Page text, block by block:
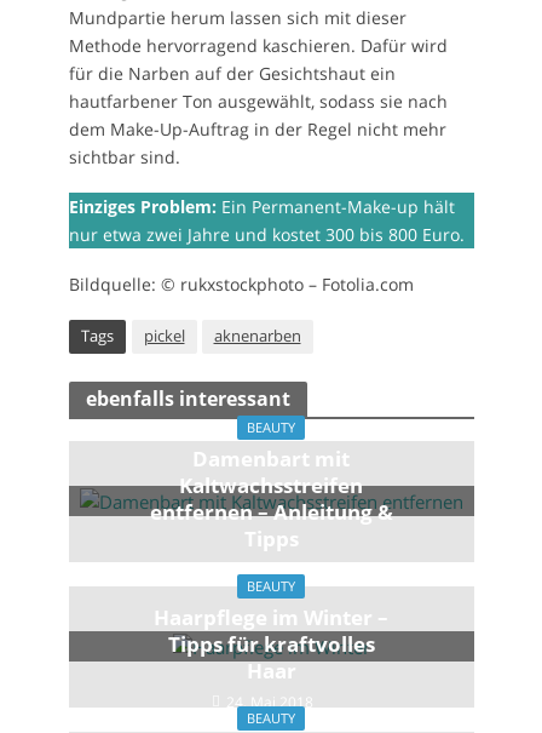
Mundpartie herum lassen sich mit dieser
Methode hervorragend kaschieren. Dafür wird
für die Narben auf der Gesichtshaut ein
hautfarbener Ton ausgewählt, sodass sie nach
dem Make-Up-Auftrag in der Regel nicht mehr
sichtbar sind.
Einziges Problem: Ein Permanent-Make-up hält
nur etwa zwei Jahre und kostet 300 bis 800 Euro.
Bildquelle: © rukxstockphoto – Fotolia.com
Tags pickel aknenarben
ebenfalls interessant
BEAUTY
Damenbart mit
Kaltwachsstreifen
entfernen – Anleitung &
Tipps
BEAUTY
Haarpflege im Winter –
Tipps für kraftvolles
Haar
24. Mai 2018
BEAUTY